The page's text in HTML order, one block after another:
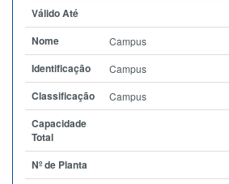
Válido Até
Nome
Campus
Identificação Campus
Classificação Campus
Capacidade
Total
Nº de Planta